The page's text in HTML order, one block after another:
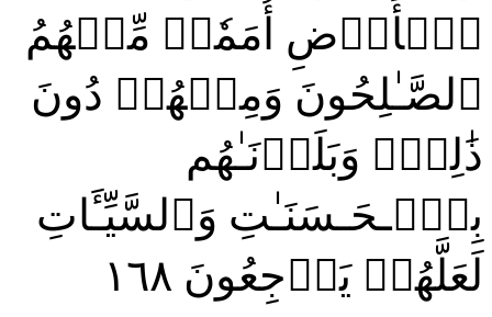
ٱلۡأَرۡضِ أُمَمٗاۖ مِّنۡهُمُ
ٱلصَّـٰلِحُونَ وَمِنۡهُمۡ دُونَ
ذَٰلِكَۖ وَبَلَوۡنَـٰهُم
بِٱلۡـحَـسَنَـٰتِ وَٱلسَّيِّـَٔاتِ
لَعَلَّهُمۡ يَرۡجِعُونَ ١٦٨